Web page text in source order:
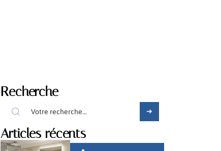
Recherche
Articles récents